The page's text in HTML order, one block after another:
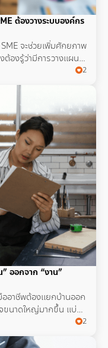
ต้องวางระบบองค์กร
จะช่วยเพิ่มศักยภาพ
ต้องรู้ว่ามีการวางแผน
2
ออกจาก “งาน”
อาชีพต้องแยกบ้านออก
จขนาดใหญ่มากขึ้น แบ่ง
2